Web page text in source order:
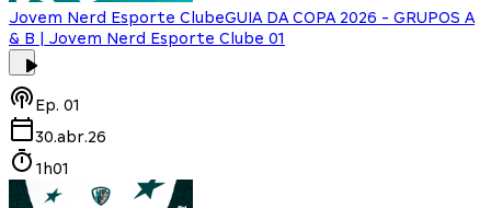
Jovem Nerd Esporte ClubeGUIA DA COPA 2026 - GRUPOS A
& B | Jovem Nerd Esporte Clube 01
Ep. 01
30.abr.26
1h01